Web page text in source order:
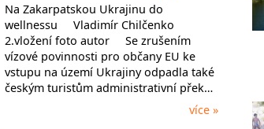
Na Zakarpatskou Ukrajinu do
wellnessu Vladimír Chilčenko
2.vložení foto autor Se zrušením
vízové povinnosti pro občany EU ke
vstupu na území Ukrajiny odpadla také
českým turistům administrativní přek…
více »